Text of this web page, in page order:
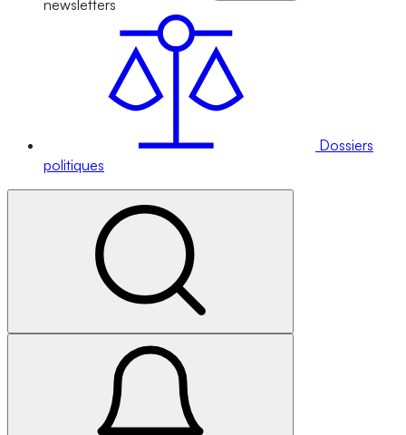
newsletters
Dossiers
politiques